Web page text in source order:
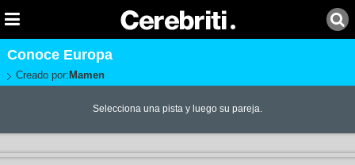
Conoce Europa
Creado por: Mamen
Selecciona una pista y luego su pareja.